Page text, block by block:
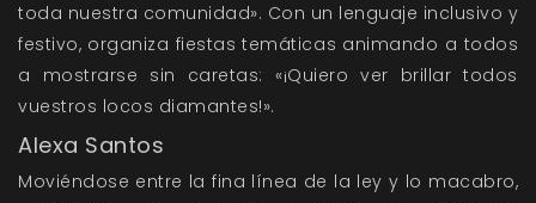
toda nuestra comunidad». Con un lenguaje inclusivo y
festivo, organiza fiestas temáticas animando a todos
a mostrarse sin caretas: «¡Quiero ver brillar todos
vuestros locos diamantes!».
Alexa Santos
Moviéndose entre la fina línea de la ley y lo macabro,